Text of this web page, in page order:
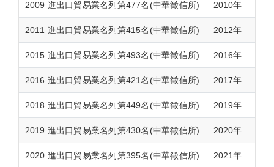
2009 進出口貿易業名列第477名(中華徵信所) 2010年
2011 進出口貿易業名列第415名(中華徵信所) 2012年
2015 進出口貿易業名列第493名(中華徵信所) 2016年
2016 進出口貿易業名列第421名(中華徵信所) 2017年
2018 進出口貿易業名列第449名(中華徵信所) 2019年
2019 進出口貿易業名列第430名(中華徵信所) 2020年
2020 進出口貿易業名列第395名(中華徵信所) 2021年